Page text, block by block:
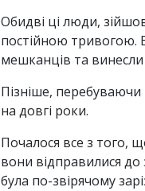
Обидві ці люди,
постійною тривогою.
мешканців та
Пізніше, перебуваючи
на довгі роки.
Почалося все з того,
вони відправилися
була по-звірячому